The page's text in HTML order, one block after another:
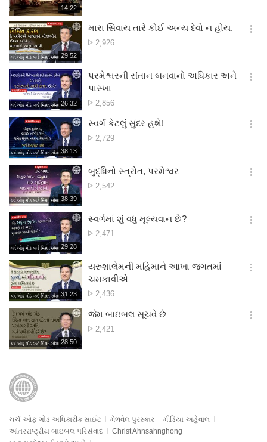
재
생
시
간
14:22
기
재
생
시
간
29:52
મારા સિવાય તારે કોઈ અન્ય દેવો ન હોય.
દૃશ્ય
2,926
옵
기
재
생
시
간
26:32
પરમેશ્વરની સંતાન બનવાનો અધિકાર અને
પાસ્ખા
દૃશ્ય
2,856
옵
기
재
생
시
간
38:13
સ્વર્ગ કેટલું સુંદર હશે!
દૃશ્ય
2,729
옵
기
재
생
시
간
38:39
બુદ્ધિનો સ્ત્રોત, પરમેશ્વર
દૃશ્ય
2,542
옵
기
재
생
시
간
29:28
સ્વર્ગમાં શું વધુ મૂલ્યવાન છે?
દૃશ્ય
2,471
옵
기
재
생
시
간
31:23
યરુશાલેમની મહિમાને આખા જગતમાં
ચમકાવીએ
દૃશ્ય
2,436
옵
기
재
생
28:50
જેમ બાઇબલ સૂચવે છે
દૃશ્ય
2,421
옵
ચર્ચ ઓફ ગોડ અધિકારીક સાઈટ મેળવેલ પુરસ્કાર
મીડિયા અહેવાલ
આંતરરાષ્ટ્રીય બાઇબલ પરિસંવાદ
Christ Ahnsahnghong